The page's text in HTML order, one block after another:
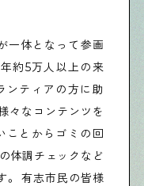
一体となって参画
約5万人以上の来
ンティアの方に助
々なコンテンツを
ことからゴミの回
体調チェックなど
。 有志市民の皆様